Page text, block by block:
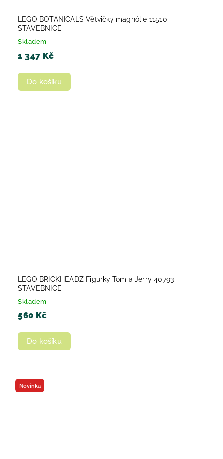
LEGO BOTANICALS Větvičky magnólie 11510
STAVEBNICE
Skladem
1 347 Kč
Do košíku
LEGO BRICKHEADZ Figurky Tom a Jerry 40793
STAVEBNICE
Skladem
560 Kč
Do košíku
Novinka